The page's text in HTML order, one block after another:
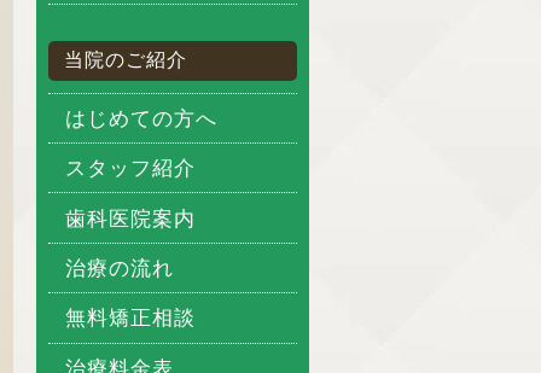
当院のご紹介
はじめての方へ
スタッフ紹介
歯科医院案内
治療の流れ
無料矯正相談
治療料金表